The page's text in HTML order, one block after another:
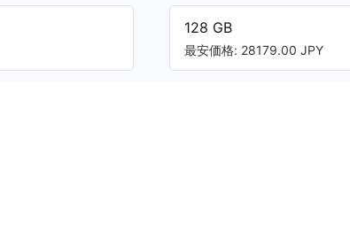
128 GB
最安価格: 28179.00 JPY